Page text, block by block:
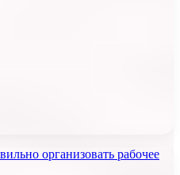
организовать рабочее